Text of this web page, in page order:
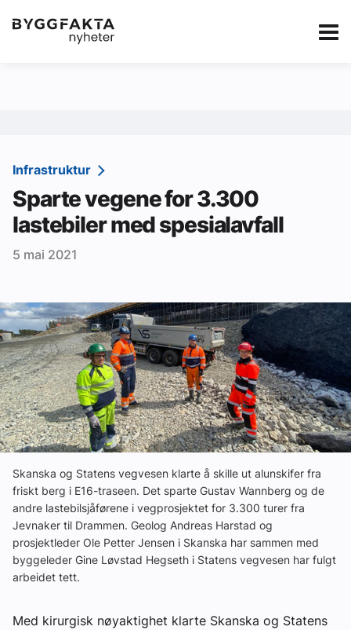
Kategorier Jobbmarkedet Annonsere i
Redaksjonen
Om Byggfakta
Annonsere
Tips oss
Ledige stillinger
eBlad
Aktivitetskalender
Bransjekommentar
Nyheter
Infrastruktur
Sparte vegene for 3.300
lastebiler med spesialavfall
5 mai 2021
Skanska og Statens vegvesen klarte å skille ut alunskifer fra
friskt berg i E16-traseen. Det sparte Gustav Wannberg og de
andre lastebilsjåførene i vegprosjektet for 3.300 turer fra
Jevnaker til Drammen. Geolog Andreas Harstad og
prosjektleder Ole Petter Jensen i Skanska har sammen med
byggeleder Gine Løvstad Hegseth i Statens vegvesen har fulgt
arbeidet tett.
Med kirurgisk nøyaktighet klarte Skanska og Statens